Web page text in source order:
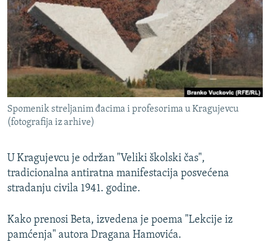
RSE PRIČE IZ SVIJETA
ISPRIČAJ MI
DNEVNO@RSE
SPECIJALI RSE
VIŠE OD NASLOVA
GENOCID U SREBRENICI
TV LIBERTY
POST SCRIPTUM
TRI DECENIJE OD RATA U BIH
PRATITE NAS
Sve RFE/RL stranice
Spomenik streljanim đacima i profesorima u Kragujevcu
(fotografija iz arhive)
U Kragujevcu je održan "Veliki školski čas",
tradicionalna antiratna manifestacija posvećena
stradanju civila 1941. godine.
Kako prenosi Beta, izvedena je poema "Lekcije iz
pamćenja" autora Dragana Hamovića.